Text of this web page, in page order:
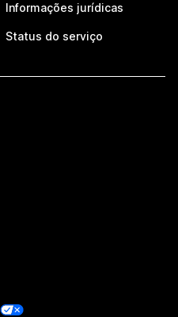
Informações jurídicas
Status do serviço